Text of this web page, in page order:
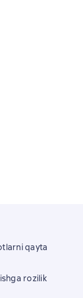
qayta
rozilik